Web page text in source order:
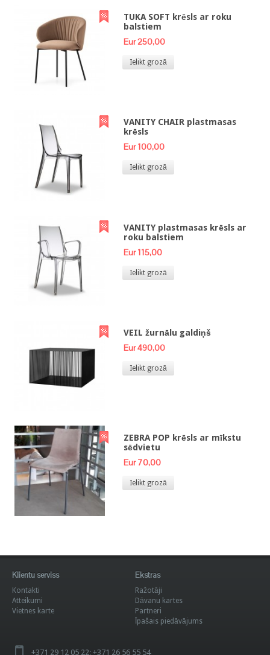
TUKA SOFT krēsls ar roku
balstiem
Eur 250,00
Ielikt grozā
VANITY CHAIR plastmasas
krēsls
Eur 100,00
Ielikt grozā
VANITY plastmasas krēsls ar
roku balstiem
Eur 115,00
Ielikt grozā
VEIL žurnālu galdiņš
Eur 490,00
Ielikt grozā
ZEBRA POP krēsls ar mīkstu
sēdvietu
Eur 70,00
Ielikt grozā
Klientu serviss
Kontakti
Atteikumi
Vietnes karte
Ekstras
Ražotāji
Dāvanu kartes
Partneri
Īpašais piedāvājums
+371 29 12 05 22; +371 26 56 55 54